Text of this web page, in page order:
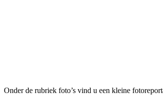
Onder de rubriek foto’s vind u een kleine